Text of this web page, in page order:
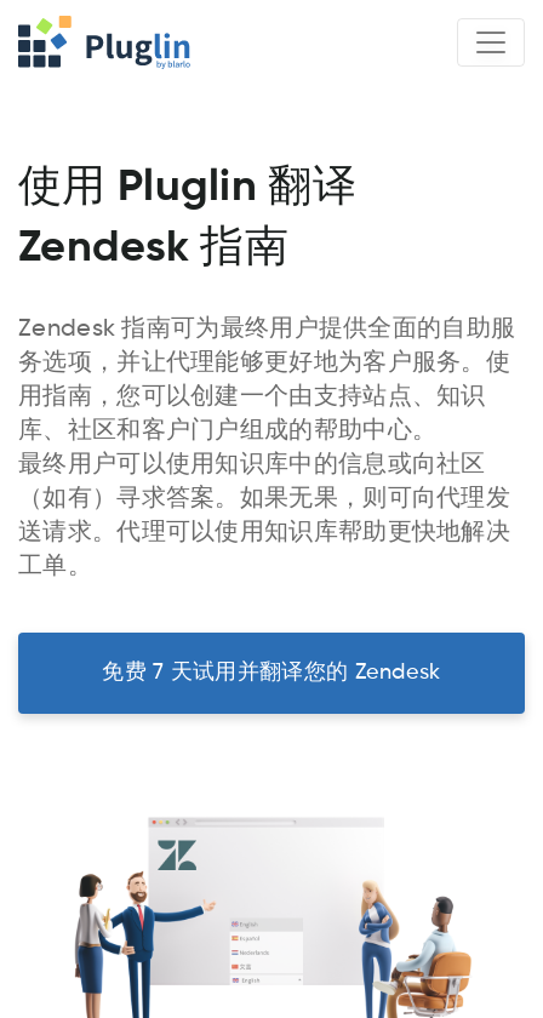
使用 Pluglin 翻译
Zendesk 指南
Zendesk 指南可为最终用户提供全面的自助服
务选项，并让代理能够更好地为客户服务。使
用指南，您可以创建一个由支持站点、知识
库、社区和客户门户组成的帮助中心。
最终用户可以使用知识库中的信息或向社区
（如有）寻求答案。如果无果，则可向代理发
送请求。代理可以使用知识库帮助更快地解决
工单。
免费 7 天试用并翻译您的 Zendesk